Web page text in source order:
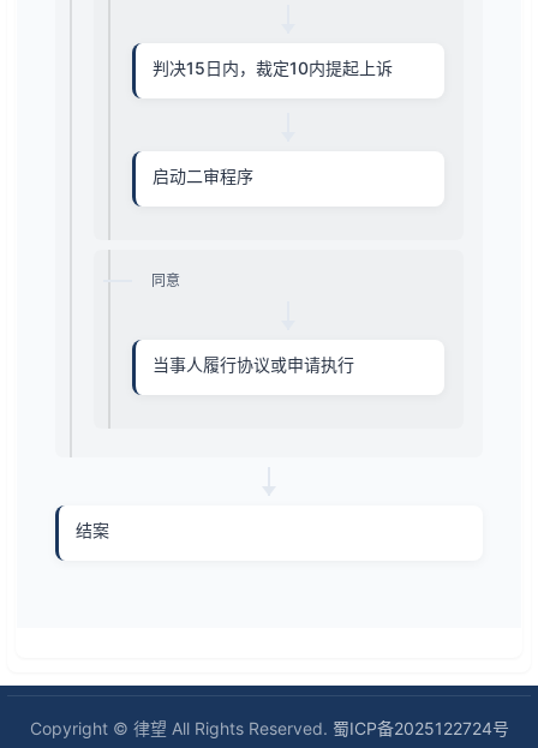
判决15日内，裁定10内提起上诉
启动二审程序
同意
当事人履行协议或申请执行
结案
Copyright © 律望 All Rights Reserved. 蜀ICP备2025122724号